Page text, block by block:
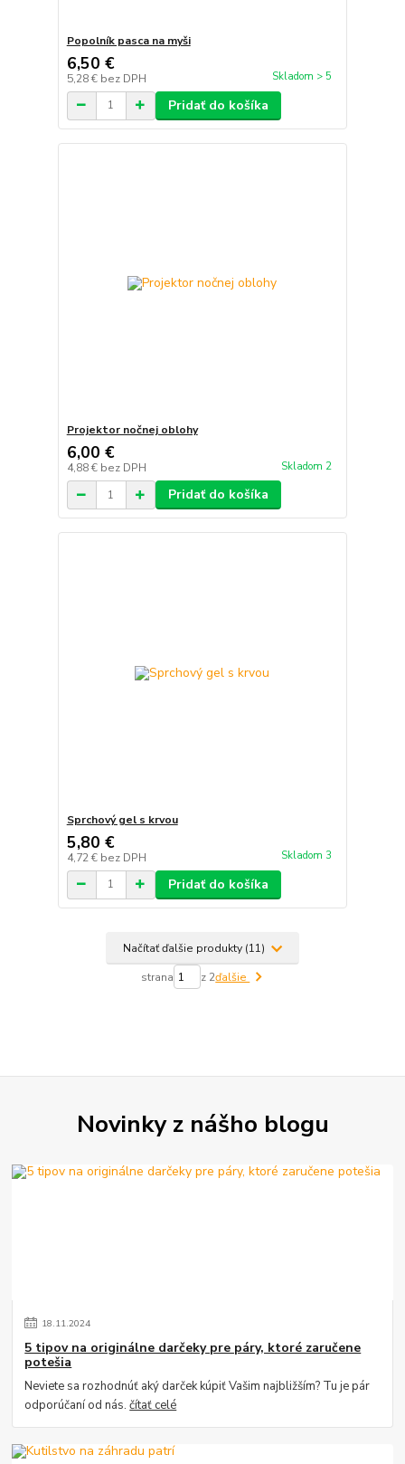
Popolník pasca na myši
6,50 €
5,28 € bez DPH Skladom > 5
Pridať do košíka
Projektor nočnej oblohy
6,00 €
4,88 € bez DPH Skladom 2
Pridať do košíka
Sprchový gel s krvou
5,80 €
4,72 € bez DPH Skladom 3
Pridať do košíka
Načítať ďalšie produkty (11)
strana z 2ďalšie
Novinky z nášho blogu
18.11.2024
5 tipov na originálne darčeky pre páry, ktoré zaručene
potešia
Neviete sa rozhodnúť aký darček kúpiť Vašim najbližším? Tu je pár
odporúčaní od nás.čítať celé